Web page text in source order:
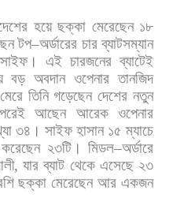
হয়ে ছক্কা মেরেছেন ১৮
টপ–অর্ডারের চার ব্যাটসম্যান
সাইফ। এই চারজনের ব্যাটেই
বড় অবদান ওপেনার তানজিদ
মেরে তিনি গড়েছেন দেশের নতুন
পরেই আছেন আরেক ওপেনার
৩৪। সাইফ হাসান ১৫ ম্যাচে
করেছেন ২৩টি। মিডল–অর্ডারে
,যার ব্যাট থেকে এসেছে ২৩
ছক্কা মেরেছেন আর একজন